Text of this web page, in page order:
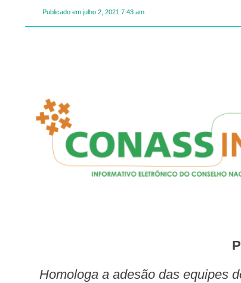
Publicado em julho 2, 2021 7:43 am
Homologa a adesão das equipes de Saúde da Família e equipes de Atenção Primária informatizadas ao Programa de Apoio à